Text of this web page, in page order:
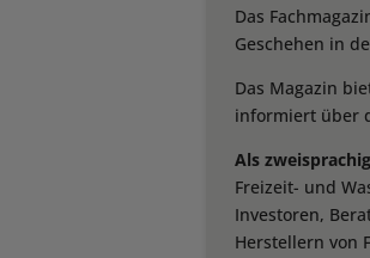
Das
Geschehen in
Das Magazin
informiert über
Als
Freizeit- und
Investoren,
Herstellern von